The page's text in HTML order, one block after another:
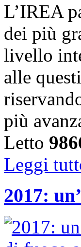
L’IREA
dei più
livello
alle
più
Letto
Leggi
2017: